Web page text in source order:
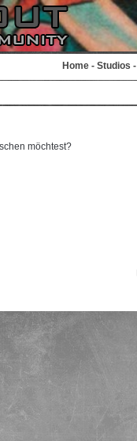
Home - Studios -
möchtest?